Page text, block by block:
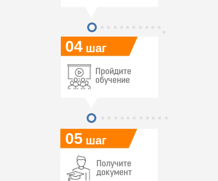
05
04 шаг
шаг
Пройдите
обучение
Получите
документ